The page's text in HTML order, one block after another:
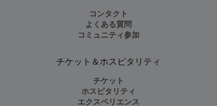
コンタクト
よくある質問
コミュニティ参加
チケット＆ホスピタリティ
チケット
ホスピタリティ
エクスペリエンス